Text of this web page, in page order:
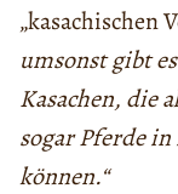
„kasachischen
umsonst gibt
Kasachen, die
sogar Pferde
können.“